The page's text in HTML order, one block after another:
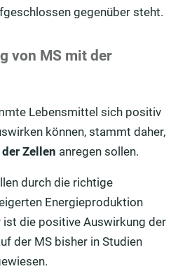
gegenüber steht.
von MS mit der
Lebensmittel sich positiv
können, stammt daher,
Zellen anregen sollen.
durch die richtige
Energieproduktion
ist die positive Auswirkung der
der MS bisher in Studien